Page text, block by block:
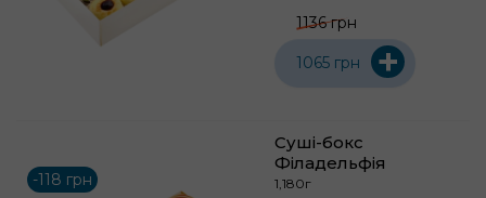
1136 грн
1065 грн +
-118 грн
Суші-бокс
Філадельфія
1,180г